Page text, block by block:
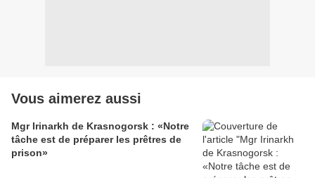
Vous aimerez aussi
Mgr Irinarkh de Krasnogorsk : «Notre
tâche est de préparer les prêtres de
prison»